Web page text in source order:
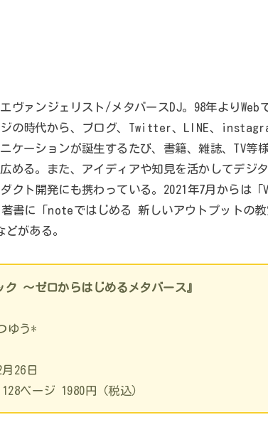
ヴァンジェリスト/メタバースDJ。98年よりWeb
の時代から、ブログ、Twitter、LINE、
ケーションが誕生するたび、書籍、雑誌、TV等
める。また、アイディアや知見を活かしてデジ
クト開発にも携わっている。2021年7月からは「
著書に「noteではじめる 新しいアウトプットの
がある。
ク ～ゼロからはじめるメタバース』
ゆう*
26日
ページ 1980円（税込）